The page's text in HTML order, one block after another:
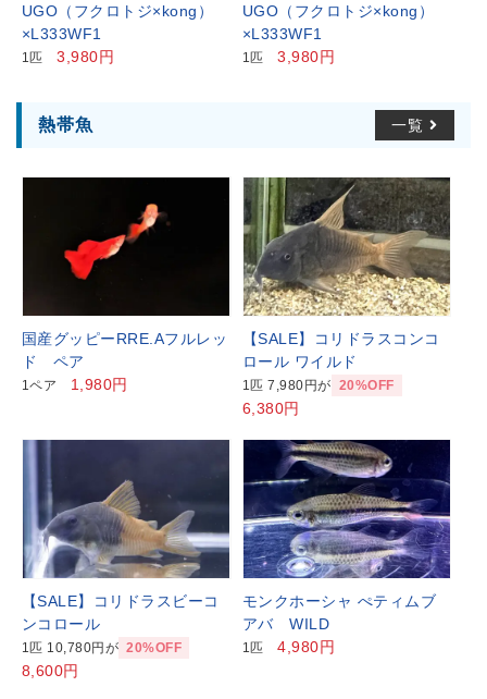
UGO（フクロトジ×kong）
×L333WF1
1匹 3,980円
UGO（フクロトジ×kong）
×L333WF1
1匹 3,980円
熱帯魚 一覧
国産グッピーRRE.Aフルレッ
ド ペア
1ペア 1,980円
【SALE】コリドラスコンコ
ロール ワイルド
1匹 7,980円が 20%OFF
6,380円
【SALE】コリドラスビーコ
ンコロール
1匹 10,780円が 20%OFF
8,600円
モンクホーシャ ぺティムブ
アバ WILD
1匹 4,980円